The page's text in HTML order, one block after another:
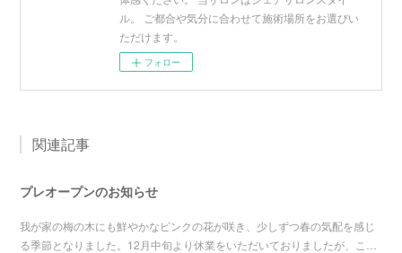
ル。 ご都合や気分に合わせて施術場所をお選びい
ただけます。
フォロー
関連記事
プレオープンのお知らせ
我が家の梅の木にも鮮やかなピンクの花が咲き、少しずつ春の気配を感じ
る季節となりました。12月中旬より休業をいただいておりましたが、こ…